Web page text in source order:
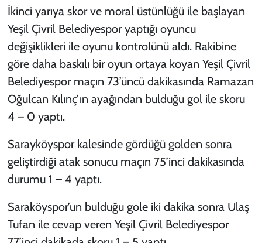
İkinci yarıya skor ve moral üstünlüğü ile başlayan
Yeşil Çivril Belediyespor yaptığı oyuncu
değişiklikleri ile oyunu kontrolünü aldı. Rakibine
göre daha baskılı bir oyun ortaya koyan Yeşil Çivril
Belediyespor maçın 73’üncü dakikasında Ramazan
Oğulcan Kılınç’ın ayağından bulduğu gol ile skoru
4 – 0 yaptı.
Sarayköyspor kalesinde gördüğü golden sonra
geliştirdiği atak sonucu maçın 75’inci dakikasında
durumu 1 – 4 yaptı.
Saraköyspor’un bulduğu gole iki dakika sonra Ulaş
Tufan ile cevap veren Yeşil Çivril Belediyespor